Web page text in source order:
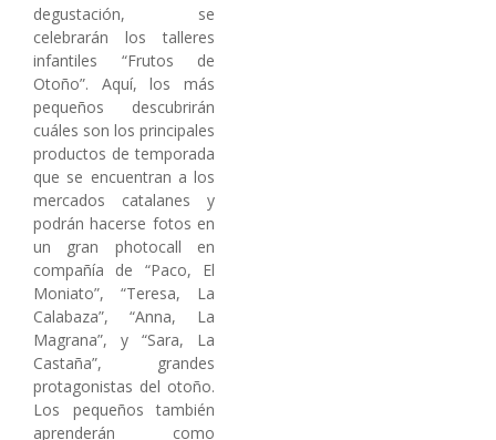
degustación, se
celebrarán los talleres
infantiles “Frutos de
Otoño”. Aquí, los más
pequeños descubrirán
cuáles son los principales
productos de temporada
que se encuentran a los
mercados catalanes y
podrán hacerse fotos en
un gran photocall en
compañía de “Paco, El
Moniato”, “Teresa, La
Calabaza”, “Anna, La
Magrana”, y “Sara, La
Castaña”, grandes
protagonistas del otoño.
Los pequeños también
aprenderán como